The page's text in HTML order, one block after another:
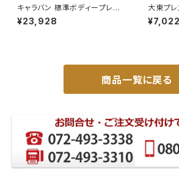
キャラバン 標準ボディープレミ
アムＧＸ/ＧＸライダ～用ベッドキ
ットフレーム GZ100-1
¥23,928
大東プ
クミラー左 (
トラッ
¥7,022
商品一覧に戻る